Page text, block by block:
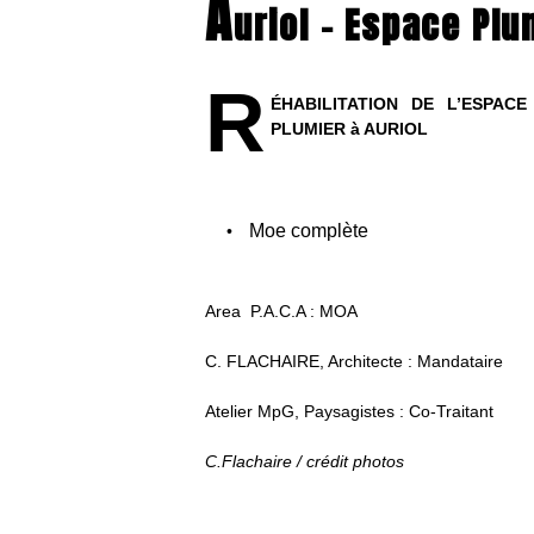
Auriol – Espace
R ÉHABILITATION DE L’ESPACE
PLUMIER à AURIOL
Moe complète
Area P.A.C.A : MOA
C. FLACHAIRE, Architecte : Mandataire
Atelier MpG, Paysagistes : Co-Traitant
C.Flachaire / crédit photos